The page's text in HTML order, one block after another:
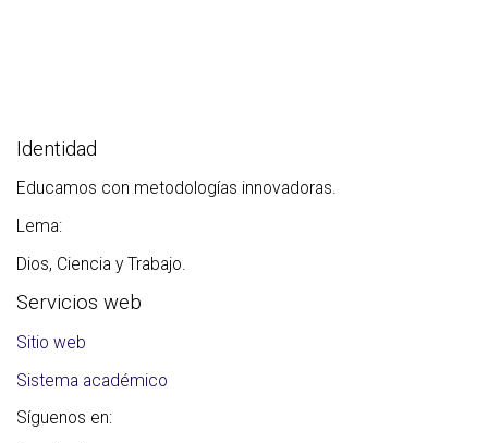
Identidad
Educamos con metodologías innovadoras.
Lema:
Dios, Ciencia y Trabajo.
Servicios web
Sitio web
Sistema académico
Síguenos en: